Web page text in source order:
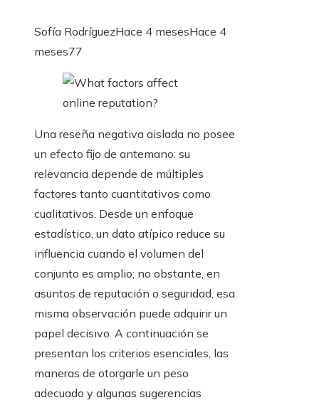
Sofía RodríguezHace 4 mesesHace 4
meses77
Una reseña negativa aislada no posee
un efecto fijo de antemano: su
relevancia depende de múltiples
factores tanto cuantitativos como
cualitativos. Desde un enfoque
estadístico, un dato atípico reduce su
influencia cuando el volumen del
conjunto es amplio; no obstante, en
asuntos de reputación o seguridad, esa
misma observación puede adquirir un
papel decisivo. A continuación se
presentan los criterios esenciales, las
maneras de otorgarle un peso
adecuado y algunas sugerencias